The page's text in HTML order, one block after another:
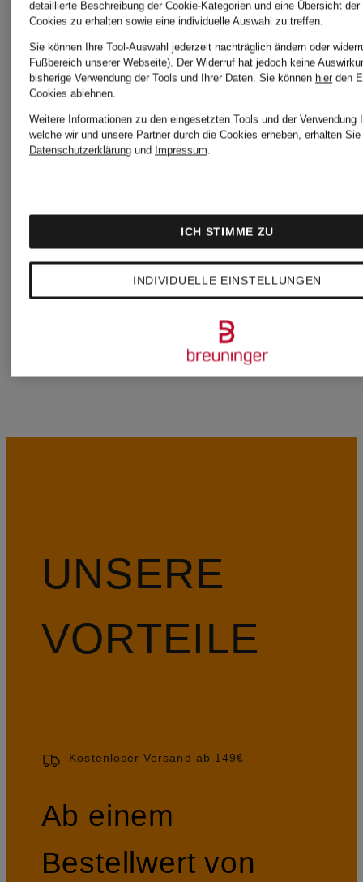
MAC
Mode
MARC
MARYAN
MEHLHORN
Sanetta
Superdry
TOMMY
JEANS
watercult
UNSERE
VORTEILE
Kostenloser Versand ab 149€
Ab einem
Bestellwert von
detaillierte Beschreibung der Cookie-Kategorien und eine Übersicht
Cookies zu erhalten sowie eine individuelle Auswahl zu treffen.
Sie können Ihre Tool-Auswahl jederzeit nachträglich ändern oder
Fußbereich unserer Webseite). Der Widerruf hat jedoch keine
bisherige Verwendung der Tools und Ihrer Daten. Sie können hier den
Cookies ablehnen.
Weitere Informationen zu den eingesetzten Tools und der Verwendung
welche wir und unsere Partner durch die Cookies erheben, erhalten
Datenschutzerklärung und Impressum.
INDIVIDUELLE EINSTELLUNGEN
ICH STIMME ZU